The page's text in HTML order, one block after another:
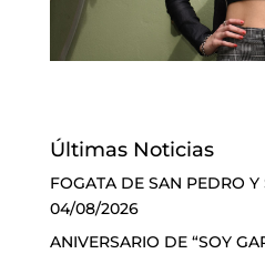
Últimas Noticias
FOGATA DE SAN PEDRO
04/08/2026
ANIVERSARIO DE “SOY